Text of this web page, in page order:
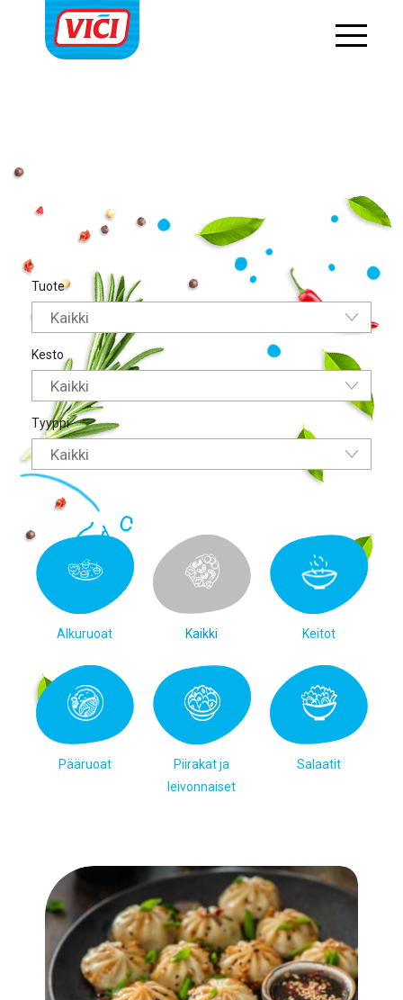
string(6) "kaikki"
Tuote
Kaikki
Kesto
Kaikki
Tyyppi
Kaikki
Alkuruoat Kaikki Keitot
Pääruoat
Piirakat ja
leivonnaiset
Salaatit